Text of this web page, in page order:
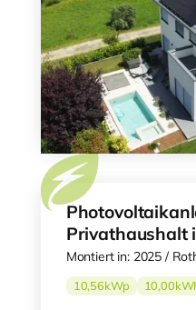
Privathaushalt
Montiert in: 2025 /
10,56kWp 10,00